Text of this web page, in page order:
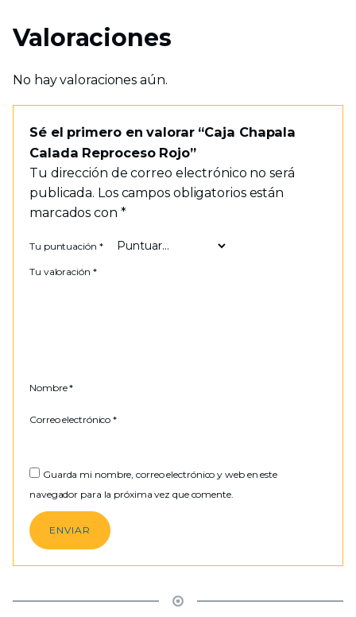
Valoraciones
No hay valoraciones aún.
Sé el primero en valorar “Caja Chapala
Calada Reproceso Rojo”
Tu dirección de correo electrónico no será
publicada. Los campos obligatorios están
marcados con *
Tu puntuación *
Tu valoración *
Nombre*
Correo electrónico*
Guarda mi nombre, correo electrónico y web en este
navegador para la próxima vez que comente.